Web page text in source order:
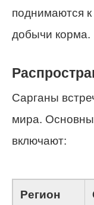
поднимаются
добычи корма.
Сарганы
мира.
включают:
Регион